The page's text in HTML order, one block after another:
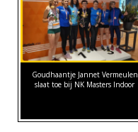
Goudhaantje Jannet Vermeulen
slaat toe bij NK Masters Indoor